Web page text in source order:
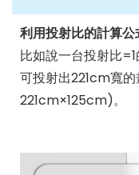
利用投射比的計算
比如說一台投射比
可投射出221cm寬的
221cm×125cm)。